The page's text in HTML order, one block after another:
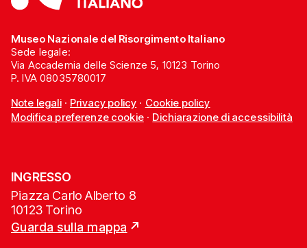
Museo Nazionale del Risorgimento Italiano
Sede legale:
Via Accademia delle Scienze 5, 10123 Torino
P. IVA 08035780017
Note legali· Privacy policy · Cookie policy
Modifica preferenze cookie· Dichiarazione di accessibilità
INGRESSO
Piazza Carlo Alberto 8
10123 Torino
Guarda sulla mappa